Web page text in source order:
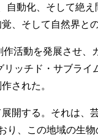
動化、そして絶
、そして自然界と
活動を発展させ
リッチド・サブラ
された。
開する。それは
り、この地域の生